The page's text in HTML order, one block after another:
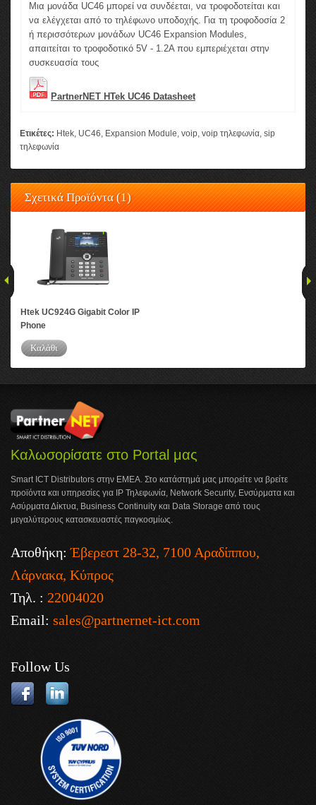
Μια μονάδα UC46 μπορεί να συνδέεται, να τροφοδοτείται και
να ελέγχεται από το τηλέφωνο υποδοχής. Για τη τροφοδοσία 2
ή περισσότερων μονάδων UC46 Expansion Modules,
απαιτείται το τροφοδοτικό 5V - 1.2A που εμπεριέχεται στην
συσκευασία τους
PartnerNET HTek UC46 Datasheet
Ετικέτες: Htek, UC46, Expansion Module, voip, voip τηλεφωνία, sip
τηλεφωνία
Σχετικά Προϊόντα (1)
Htek UC924G Gigabit Color IP
Phone
Καλάθι
Καλωσορίσατε στο Portal μας
Smart ICT Distributors στην ΕΜΕΑ. Στο κατάστημά μας μπορείτε να βρείτε
προϊόντα και υπηρεσίες για IP Τηλεφωνία, Network Security, Ενσύρματα και
Ασύρματα Δίκτυα, Business Continuity και Data Storage από τους
μεγαλύτερους κατασκευαστές παγκοσμίως.
Αποθήκη:Έβερεστ 28-32, 7100 Αραδίππου,
Λάρνακα, Κύπρος
Τηλ. : 22004020
Email: sales@partnernet-ict.com
Follow Us